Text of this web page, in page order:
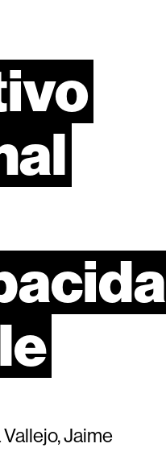
Jaime